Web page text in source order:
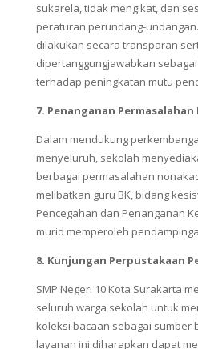
sukarela, tidak mengikat, dan
peraturan perundang-
dilakukan secara transparan
dipertanggungjawabkan
terhadap peningkatan mutu
7. Penanganan
Dalam mendukung
menyeluruh, sekolah
berbagai permasalahan
melibatkan guru BK, bidang
Pencegahan dan Penanganan
murid memperoleh
8. Kunjungan Perpustakaan
SMP Negeri 10 Kota Surakarta
seluruh warga sekolah untuk
koleksi bacaan sebagai sumber
layanan ini diharapkan dapat